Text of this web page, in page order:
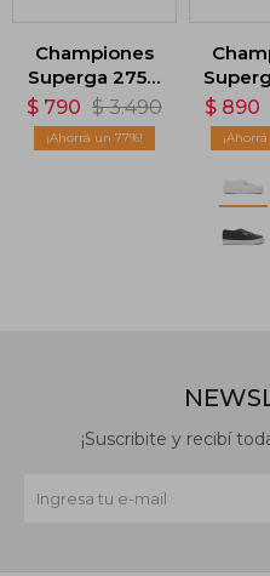
Championes
Superga 2750
- Rosa
$ 790 $ 3.490
77
-
$ 890
¡Suscribite y recibí